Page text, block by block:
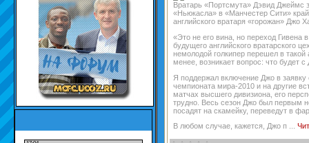
Вратарь «Портсмута» Дэвид Джеймс
«Ньюкасла» в «Манчестер Сити»
английского вратаря «горожан» Джо
«Это не его вина, но переход Гивена
будущего английского вратарского
немолодой голкипер перешел в
менее, возникает вопрос: что будет
Я поддержал включение Джо в заявку
чемпионата мира-2010 и на другие
матчах высшего дивизиона, его
трудно. Весь сезон Джо был первым
посадят на скамейку, переведут в
В любом случае, кажется, Джо п